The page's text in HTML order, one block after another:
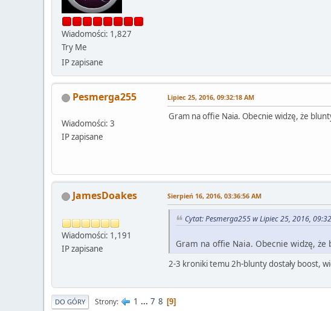
Wiadomości: 1,827
Try Me
IP zapisane
Pesmerga255
Wiadomości: 3
IP zapisane
Lipiec 25, 2016, 09:32:18 AM
Gram na offie Naia. Obecnie widzę, że
JamesDoakes
Wiadomości: 1,191
IP zapisane
Sierpień 16, 2016, 03:36:56 AM
Cytat: Pesmerga255 w Lipiec 25, 2016,
Gram na offie Naia. Obecnie widzę, że
2-3 kroniki temu 2h-blunty dostały boost,
DO GÓRY Strony 1 ... 7 8 9